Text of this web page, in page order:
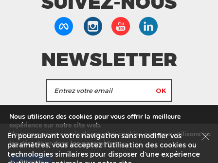
NEWSLETTER
informations de Tang Frères.
Nos Magasins Service commercial
Recrutement
Plan du site
Mentions légales
En poursuivant votre navigation sans modifier vos
paramètres, vous acceptez l’utilisation des cookies ou
technologies similaires pour disposer d’une expérience
Nous utilisons des cookies pour vous offrir la meilleure
expérience sur notre site web.
Vous pouvez en savoir plus sur les cookies que nous utilisons ou
les désactiver dans lesparamètres.